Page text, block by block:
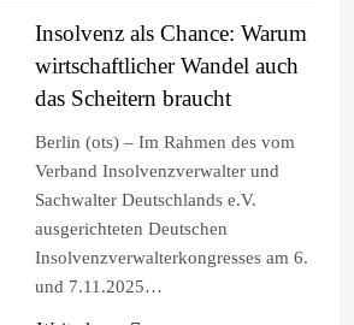
Insolvenz als Chance: Warum
wirtschaftlicher Wandel auch
das Scheitern braucht
Berlin (ots) – Im Rahmen des vom
Verband Insolvenzverwalter und
Sachwalter Deutschlands e.V.
ausgerichteten Deutschen
Insolvenzverwalterkongresses am 6.
und 7.11.2025…